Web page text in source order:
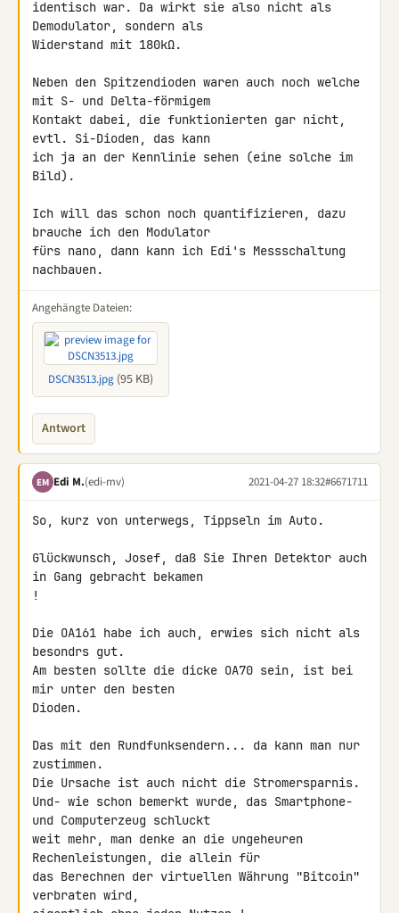
identisch war. Da wirkt sie also nicht als
Demodulator, sondern als
Widerstand mit 180kΩ.
Neben den Spitzendioden waren auch noch welche
mit S- und Delta-förmigem
Kontakt dabei, die funktionierten gar nicht,
evtl. Si-Dioden, das kann
ich ja an der Kennlinie sehen (eine solche im
Bild).
Ich will das schon noch quantifizieren, dazu
brauche ich den Modulator
fürs nano, dann kann ich Edi's Messschaltung
nachbauen.
Angehängte Dateien:
DSCN3513.jpg (95 KB)
Antwort
EM Edi M.(edi-mv) 2021-04-27 18:32#6671711
So, kurz von unterwegs, Tippseln im Auto.
Glückwunsch, Josef, daß Sie Ihren Detektor auch
in Gang gebracht bekamen
!
Die OA161 habe ich auch, erwies sich nicht als
besondrs gut.
Am besten sollte die dicke OA70 sein, ist bei
mir unter den besten
Dioden.
Das mit den Rundfunksendern... da kann man nur
zustimmen.
Die Ursache ist auch nicht die Stromersparnis.
Und- wie schon bemerkt wurde, das Smartphone-
und Computerzeug schluckt
weit mehr, man denke an die ungeheuren
Rechenleistungen, die allein für
das Berechnen der virtuellen Währung "Bitcoin"
verbraten wird,